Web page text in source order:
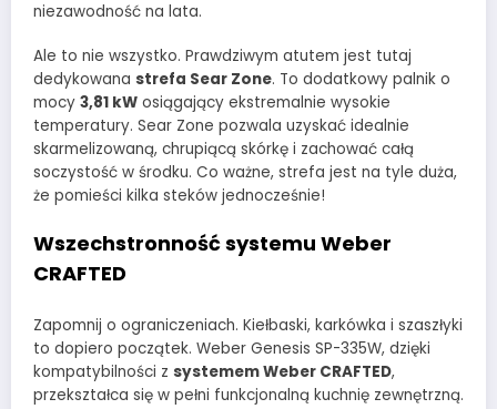
niezawodność na lata.
Ale to nie wszystko. Prawdziwym atutem jest tutaj
dedykowana strefa Sear Zone. To dodatkowy palnik o
mocy 3,81 kW osiągający ekstremalnie wysokie
temperatury. Sear Zone pozwala uzyskać idealnie
skarmelizowaną, chrupiącą skórkę i zachować całą
soczystość w środku. Co ważne, strefa jest na tyle duża,
że pomieści kilka steków jednocześnie!
Wszechstronność systemu Weber
CRAFTED
Zapomnij o ograniczeniach. Kiełbaski, karkówka i szaszłyki
to dopiero początek. Weber Genesis SP-335W, dzięki
kompatybilności z systemem Weber CRAFTED,
przekształca się w pełni funkcjonalną kuchnię zewnętrzną.